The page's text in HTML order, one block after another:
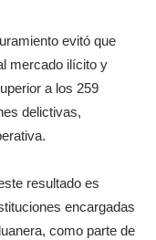
evitó que
mercado ilícito y
a los 259
delictivas,
resultado es
encargadas
como parte de